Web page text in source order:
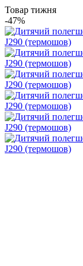
Товар тижня
-47%